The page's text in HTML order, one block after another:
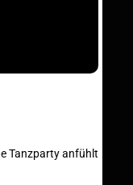
Tanzparty anfühlt